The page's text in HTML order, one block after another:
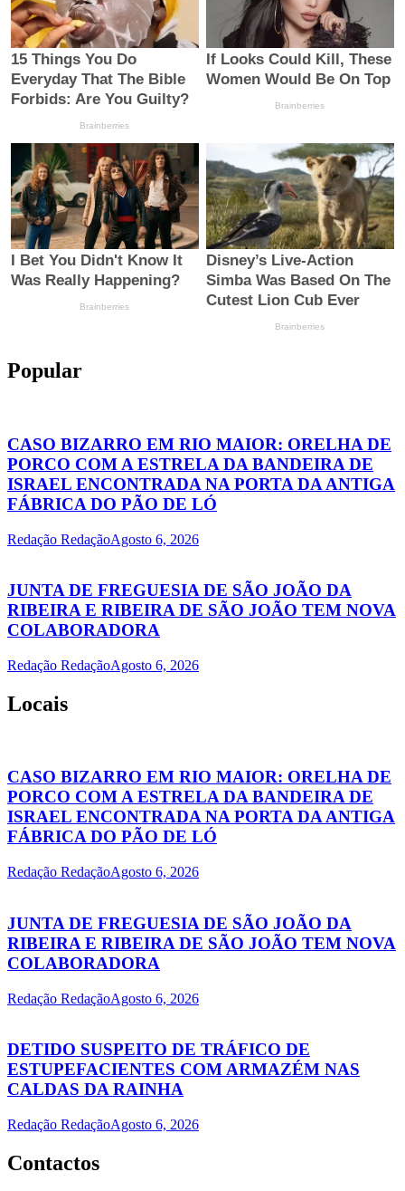
Popular
CASO BIZARRO EM RIO MAIOR: ORELHA DE
PORCO COM A ESTRELA DA BANDEIRA DE
ISRAEL ENCONTRADA NA PORTA DA ANTIGA
FÁBRICA DO PÃO DE LÓ
Redação RedaçãoAgosto 6, 2026
JUNTA DE FREGUESIA DE SÃO JOÃO DA
RIBEIRA E RIBEIRA DE SÃO JOÃO TEM NOVA
COLABORADORA
Redação RedaçãoAgosto 6, 2026
Locais
CASO BIZARRO EM RIO MAIOR: ORELHA DE
PORCO COM A ESTRELA DA BANDEIRA DE
ISRAEL ENCONTRADA NA PORTA DA ANTIGA
FÁBRICA DO PÃO DE LÓ
Redação RedaçãoAgosto 6, 2026
JUNTA DE FREGUESIA DE SÃO JOÃO DA
RIBEIRA E RIBEIRA DE SÃO JOÃO TEM NOVA
COLABORADORA
Redação RedaçãoAgosto 6, 2026
DETIDO SUSPEITO DE TRÁFICO DE
ESTUPEFACIENTES COM ARMAZÉM NAS
CALDAS DA RAINHA
Redação RedaçãoAgosto 6, 2026
Contactos